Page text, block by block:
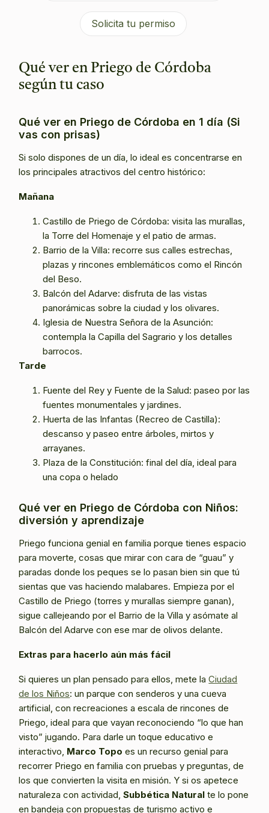
Solicita tu permiso
Qué ver en Priego de Córdoba
según tu caso
Qué ver en Priego de Córdoba en 1 día (Si
vas con prisas)
Si solo dispones de un día, lo ideal es concentrarse en
los principales atractivos del centro histórico:
Mañana
Castillo de Priego de Córdoba: visita las murallas,
la Torre del Homenaje y el patio de armas.
Barrio de la Villa: recorre sus calles estrechas,
plazas y rincones emblemáticos como el Rincón
del Beso.
Balcón del Adarve: disfruta de las vistas
panorámicas sobre la ciudad y los olivares.
Iglesia de Nuestra Señora de la Asunción:
contempla la Capilla del Sagrario y los detalles
barrocos.
Tarde
Fuente del Rey y Fuente de la Salud: paseo por las
fuentes monumentales y jardines.
Huerta de las Infantas (Recreo de Castilla):
descanso y paseo entre árboles, mirtos y
arrayanes.
Plaza de la Constitución: final del día, ideal para
una copa o helado
Qué ver en Priego de Córdoba con Niños:
diversión y aprendizaje
Priego funciona genial en familia porque tienes espacio
para moverte, cosas que mirar con cara de “guau” y
paradas donde los peques se lo pasan bien sin que tú
sientas que vas haciendo malabares. Empieza por el
Castillo de Priego (torres y murallas siempre ganan),
sigue callejeando por el Barrio de la Villa y asómate al
Balcón del Adarve con ese mar de olivos delante.
Extras para hacerlo aún más fácil
Si quieres un plan pensado para ellos, mete laCiudad
de los Niños: un parque con senderos y una cueva
artificial, con recreaciones a escala de rincones de
Priego, ideal para que vayan reconociendo “lo que han
visto” jugando. Para darle un toque educativo e
interactivo, Marco Topo es un recurso genial para
recorrer Priego en familia con pruebas y preguntas, de
los que convierten la visita en misión. Y si os apetece
naturaleza con actividad,Subbética Natural te lo pone
en bandeja con propuestas de turismo activo e